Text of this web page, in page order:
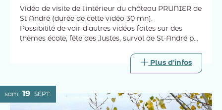
Vidéo de visite de l'intérieur du château PRUNIER de
St André (durée de cette vidéo 30 mn).
Possibilité de voir d'autres vidéos faites sur des
thèmes école, fête des Justes, survol de St-André par
Plus d'infos
sam. 19 SEPT.